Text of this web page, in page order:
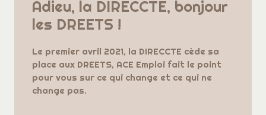
Adieu, la DIRECCTE, bonjour
les DREETS !
Le premier avril 2021, la DIRECCTE cède sa
place aux DREETS, ACE Emploi fait le point
pour vous sur ce qui change et ce qui ne
change pas.